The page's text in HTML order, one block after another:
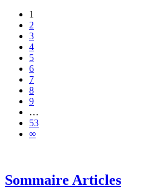
1
2
3
4
5
6
7
8
9
…
53
∞
Sommaire Articles